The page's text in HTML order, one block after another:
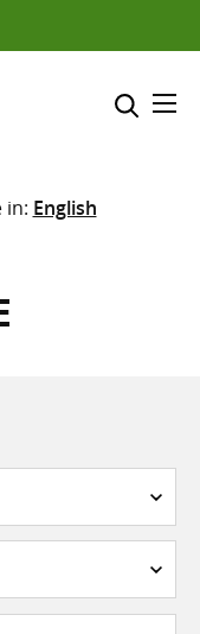
l’emplacement
in: English